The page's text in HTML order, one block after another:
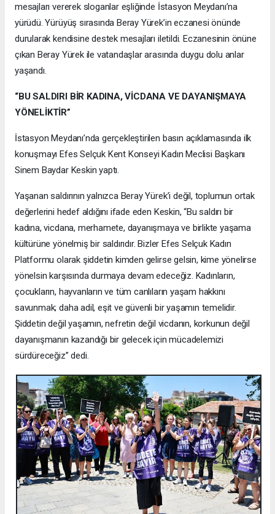
mesajları vererek sloganlar eşliğinde İstasyon Meydanı’na
yürüdü. Yürüyüş sırasında Beray Yürek’in eczanesi önünde
durularak kendisine destek mesajları iletildi. Eczanesinin önüne
çıkan Beray Yürek ile vatandaşlar arasında duygu dolu anlar
yaşandı.
“BU SALDIRI BİR KADINA, VİCDANA VE DAYANIŞMAYA
YÖNELİKTİR”
İstasyon Meydanı’nda gerçekleştirilen basın açıklamasında ilk
konuşmayı Efes Selçuk Kent Konseyi Kadın Meclisi Başkanı
Sinem Baydar Keskin yaptı.
Yaşanan saldırının yalnızca Beray Yürek’i değil, toplumun ortak
değerlerini hedef aldığını ifade eden Keskin, “Bu saldırı bir
kadına, vicdana, merhamete, dayanışmaya ve birlikte yaşama
kültürüne yönelmiş bir saldırıdır. Bizler Efes Selçuk Kadın
Platformu olarak şiddetin kimden gelirse gelsin, kime yönelirse
yönelsin karşısında durmaya devam edeceğiz. Kadınların,
çocukların, hayvanların ve tüm canlıların yaşam hakkını
savunmak; daha adil, eşit ve güvenli bir yaşamın temelidir.
Şiddetin değil yaşamın, nefretin değil vicdanın, korkunun değil
dayanışmanın kazandığı bir gelecek için mücadelemizi
sürdüreceğiz” dedi.